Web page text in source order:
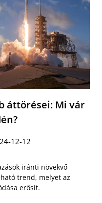
áttörései: Mi vár
12-12
iránti növekvő
trend, melyet az
erősít.